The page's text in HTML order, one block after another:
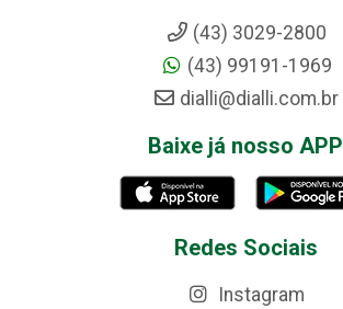
(43) 3029-2800
(43) 99191-1969
dialli@dialli.com.br
Baixe já nosso APP
Redes Sociais
Instagram